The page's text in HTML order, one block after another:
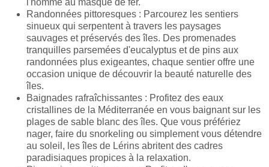
l'homme au masque de fer.
Randonnées pittoresques : Parcourez les sentiers
sinueux qui serpentent à travers les paysages
sauvages et préservés des îles. Des promenades
tranquilles parsemées d'eucalyptus et de pins aux
randonnées plus exigeantes, chaque sentier offre une
occasion unique de découvrir la beauté naturelle des
îles.
Baignades rafraîchissantes : Profitez des eaux
cristallines de la Méditerranée en vous baignant sur les
plages de sable blanc des îles. Que vous préfériez
nager, faire du snorkeling ou simplement vous détendre
au soleil, les îles de Lérins abritent des cadres
paradisiaques propices à la relaxation.